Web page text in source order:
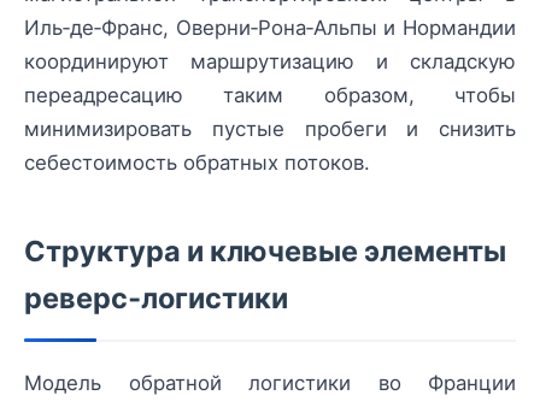
Иль‑де‑Франс, Оверни‑Рона‑Альпы и Нормандии
координируют маршрутизацию и складскую
переадресацию таким образом, чтобы
минимизировать пустые пробеги и снизить
себестоимость обратных потоков.
Структура и ключевые элементы
реверс‑логистики
Модель обратной логистики во Франции